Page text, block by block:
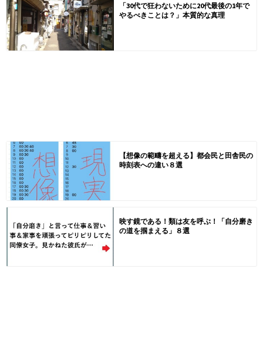
「30代で狂わないために20代最後の1年で
やるべきことは？」本質的な真理
【想像の範疇を超える】都会民と田舎民の
時刻表への違い８選
映す鏡である！類は友を呼ぶ！「自分磨き
の道を掴まえる」８選